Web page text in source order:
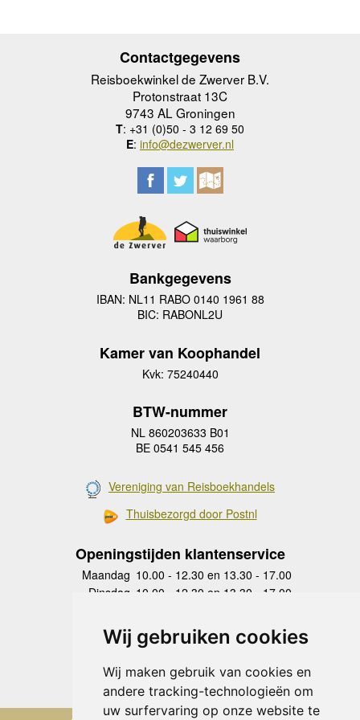
Wij gebruiken cookies
Wij maken gebruik van cookies en
andere tracking-technologieën om
uw surfervaring op onze website te
Contactgegevens
Reisboekwinkel de Zwerver B.V.
Protonstraat 13C
9743 AL Groningen
T: +31 (0)50 - 3 12 69 50
E: info@dezwerver.nl
Bankgegevens
IBAN: NL11 RABO 0140 1961 88
BIC: RABONL2U
Kamer van Koophandel
Kvk: 75240440
BTW-nummer
NL 860203633 B01
BE 0541 545 456
Vereniging van Reisboekhandels
Thuisbezorgd door Postnl
Openingstijden klantenservice
Maandag 10.00 - 12.30 en 13.30 - 17.00
Dinsdag 10.00 - 12.30 en 13.30 - 17.00
Donderdag
10.00 - 12.30 en 13.30 - 17.00
Vrijdag 10.00 - 12.30 en 13.30 - 17.00
Zaterdag
gesloten
Zondag gesloten